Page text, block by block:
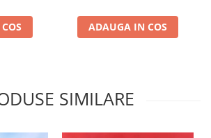
ADAUGA IN COS
SIMILARE